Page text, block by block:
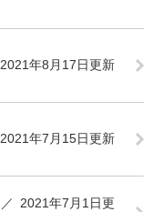
2021年8月17日更新
2021年7月15日更新
2021年7月1日更